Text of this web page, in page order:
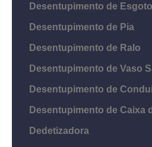
Desentupimento de Esgoto
Desentupimento de Pia
Desentupimento de Ralo
Desentupimento de Vaso
Desentupimento de
Desentupimento de Caixa
Dedetizadora